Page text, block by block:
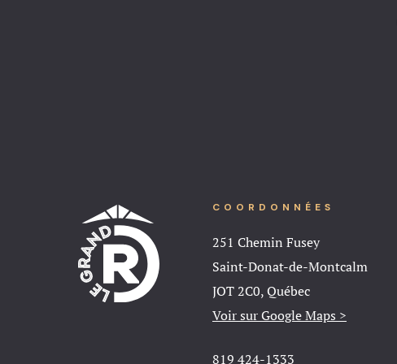
COORDONNÉES
251 Chemin Fusey
Saint-Donat-de-Montcalm
JOT 2C0, Québec
Voir sur Google Maps >
819 424-1333